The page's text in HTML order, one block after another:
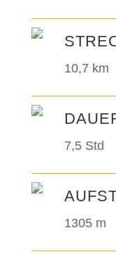
10,7 km
7,5 Std
1305 m